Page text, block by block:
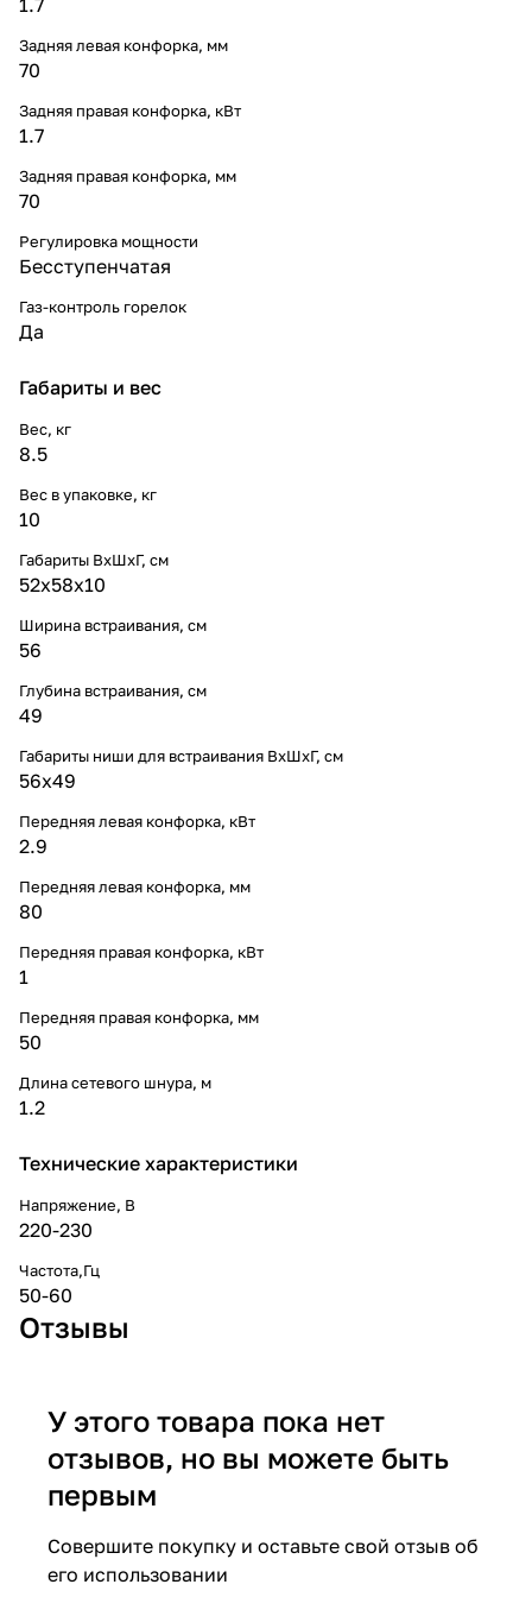
Задняя левая конфорка, мм
70
Задняя правая конфорка, кВт
1.7
Задняя правая конфорка, мм
70
Регулировка мощности
Бесступенчатая
Газ-контроль горелок
Да
Габариты и вес
Вес, кг
8.5
Вес в упаковке, кг
10
Габариты ВхШхГ, cм
52х58х10
Ширина встраивания, см
56
Глубина встраивания, см
49
Габариты ниши для встраивания ВхШхГ, cм
56х49
Передняя левая конфорка, кВт
2.9
Передняя левая конфорка, мм
80
Передняя правая конфорка, кВт
1
Передняя правая конфорка, мм
50
Длина сетевого шнура, м
1.2
Технические характеристики
Напряжение, В
220-230
Частота,Гц
50-60
Отзывы
У этого товара пока нет
отзывов, но вы можете быть
первым
Совершите покупку и оставьте свой отзыв об
его использовании